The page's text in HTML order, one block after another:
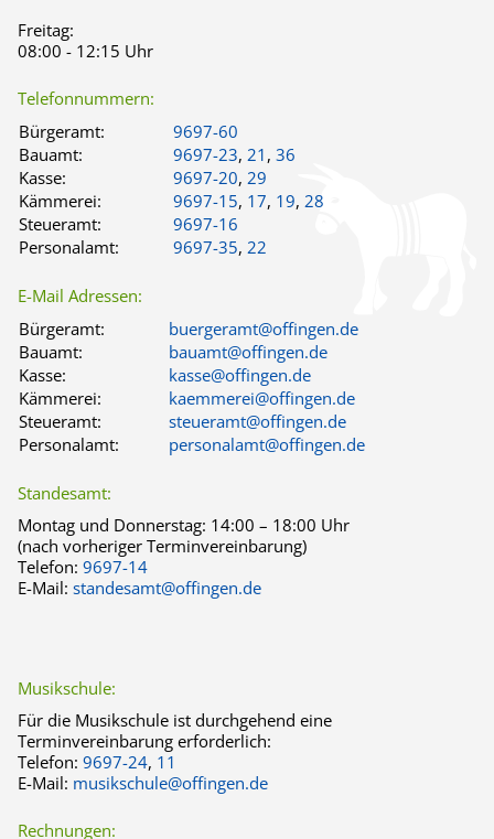
Freitag:
08:00 - 12:15 Uhr
Telefonnummern:
Bürgeramt:
9697-60
Bauamt:
9697-23, 21 , 36
Kasse:
9697-20, 29
Kämmerei:
9697-15, 17, 19, 28
Steueramt:
9697-16
Personalamt:
9697-35, 22
E-Mail Adressen:
Bürgeramt:
buergeramt@offingen.de
Bauamt:
bauamt@offingen.de
Kasse:
kasse@offingen.de
Kämmerei:
kaemmerei@offingen.de
Steueramt:
steueramt@offingen.de
Personalamt:
personalamt@offingen.de
Standesamt:
Montag und Donnerstag: 14:00 – 18:00 Uhr
(nach vorheriger Terminvereinbarung)
Telefon: 9697-14
E-Mail: standesamt@offingen.de
Musikschule:
Für die Musikschule ist durchgehend eine
Terminvereinbarung erforderlich:
Telefon: 9697-24, 11
E-Mail: musikschule@offingen.de
Rechnungen: